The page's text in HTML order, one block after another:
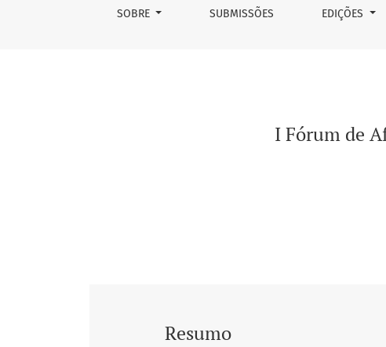
SOBRE SUBMISSÕES EDIÇÕES
I Fórum de
Resumo